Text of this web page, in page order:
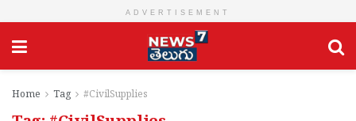
ADVERTISEMENT
Home Tag #CivilSupplies